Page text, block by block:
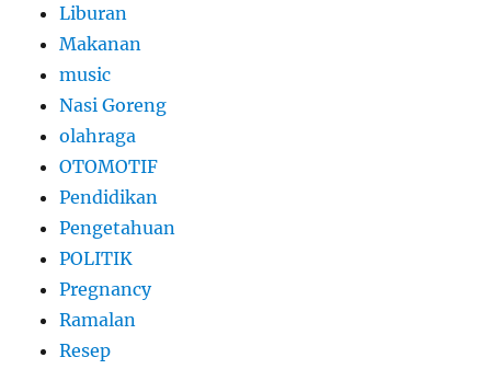
Liburan
Makanan
music
Nasi Goreng
olahraga
OTOMOTIF
Pendidikan
Pengetahuan
POLITIK
Pregnancy
Ramalan
Resep